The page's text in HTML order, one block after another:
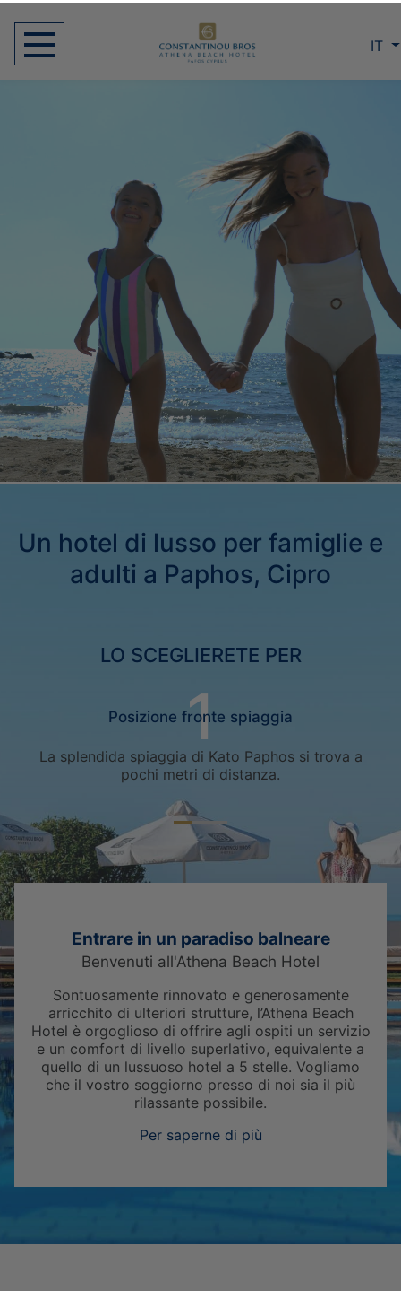
IT
Una tradizione di eccellenza
Riproduzione video
Un hotel di lusso per famiglie e
adulti a Paphos, Cipro
LO SCEGLIERETE PER
Posizione fronte spiaggia
La splendida spiaggia di Kato Paphos si trova a
pochi metri di distanza.
Entrare in un paradiso balneare
Benvenuti all'Athena Beach Hotel
Sontuosamente rinnovato e generosamente
arricchito di ulteriori strutture, l’Athena Beach
Hotel è orgoglioso di offrire agli ospiti un servizio
e un comfort di livello superlativo, equivalente a
quello di un lussuoso hotel a 5 stelle. Vogliamo
che il vostro soggiorno presso di noi sia il più
rilassante possibile.
Per saperne di più